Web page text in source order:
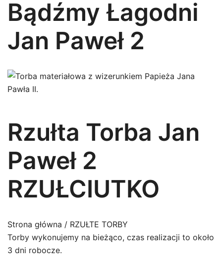
Bądźmy Łagodni
Jan Paweł 2
Rzułta Torba Jan
Paweł 2
RZUŁCIUTKO
Strona główna / RZUŁTE TORBY
Torby wykonujemy na bieżąco, czas realizacji to około
3 dni robocze.